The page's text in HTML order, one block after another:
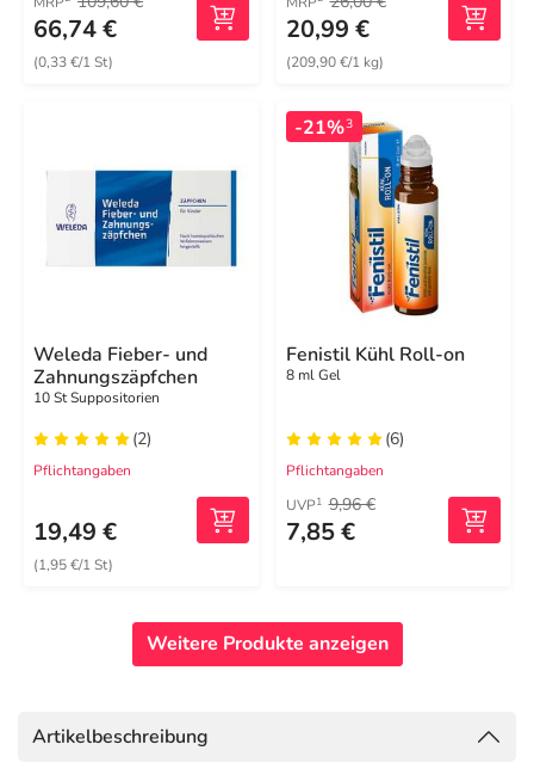
66,74 €
(0,33 €/1 St)
20,99 €
(209,90 €/1 kg)
Weleda Fieber- und
Zahnungszäpfchen
10 St Suppositorien
(2)
Pflichtangaben
19,49 €
(1,95 €/1 St)
-21%3
Fenistil Kühl Roll-on
8 ml Gel
(6)
Pflichtangaben
UVP1 9,96 €
7,85 €
Weitere Produkte anzeigen
Artikelbeschreibung